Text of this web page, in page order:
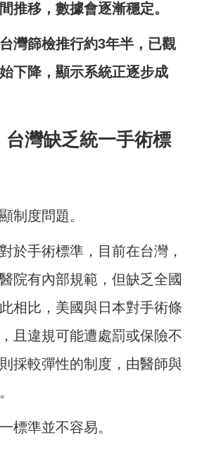
推移，數據會逐漸穩定。
灣篩檢推行約3年半，已觀
下降，顯示系統正逐步成
台灣缺乏統一手術標
制度問題。
於手術標準，目前在台灣，
院有內部規範，但缺乏全國
相比，美國與日本對手術條
且違規可能遭處罰或保險不
採較彈性的制度，由醫師與
標準並不容易。